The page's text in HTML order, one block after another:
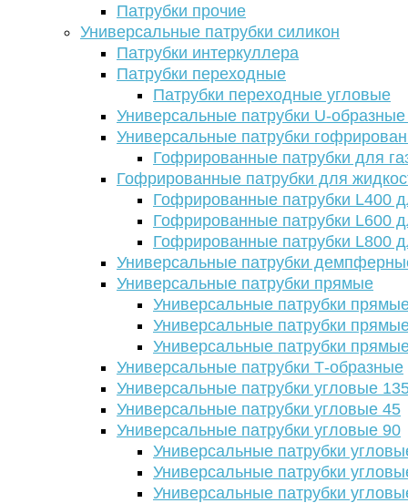
Патрубки прочие
Универсальные патрубки силикон
Патрубки интеркуллера
Патрубки переходные
Патрубки переходные угловые
Универсальные патрубки U-
Универсальные патрубки
Гофрированные патрубки для
Гофрированные патрубки для
Гофрированные патрубки L400
Гофрированные патрубки L600
Гофрированные патрубки L800
Универсальные патрубки
Универсальные патрубки прямые
Универсальные патрубки
Универсальные патрубки
Универсальные патрубки
Универсальные патрубки Т-образные
Универсальные патрубки угловые
Универсальные патрубки угловые 45
Универсальные патрубки угловые 90
Универсальные патрубки
Универсальные патрубки
Универсальные патрубки